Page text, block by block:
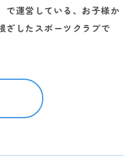
で運営している、お子様か
ざしたスポーツクラブで